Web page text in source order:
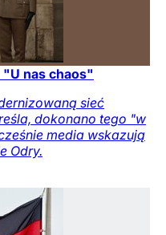
"U nas chaos"
sieć
dokonano tego "w
media wskazują
Odry.